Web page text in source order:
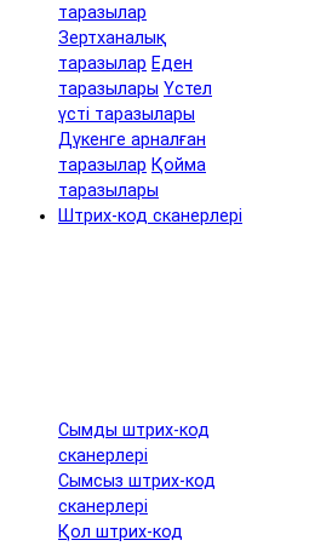
таразылар
Зертханалық
таразылар Еден
таразылары Үстел
үсті таразылары
Дүкенге арналған
таразылар Қойма
таразылары
Штрих-код сканерлері
Сымды штрих-код
сканерлері
Сымсыз штрих-код
сканерлері
Қол штрих-код